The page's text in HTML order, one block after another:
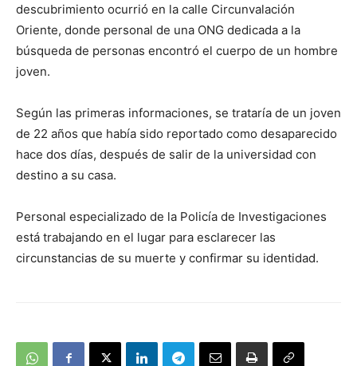
descubrimiento ocurrió en la calle Circunvalación
Oriente, donde personal de una ONG dedicada a la
búsqueda de personas encontró el cuerpo de un hombre
joven.
Según las primeras informaciones, se trataría de un joven
de 22 años que había sido reportado como desaparecido
hace dos días, después de salir de la universidad con
destino a su casa.
Personal especializado de la Policía de Investigaciones
está trabajando en el lugar para esclarecer las
circunstancias de su muerte y confirmar su identidad.